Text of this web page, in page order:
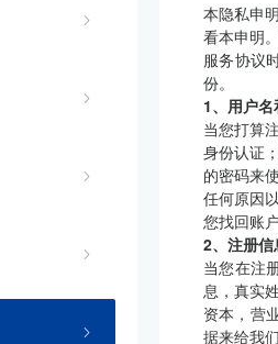
本隐私申
看本申明
服务协议
份。
1、用户
当您打算
身份认证
的密码来
任何原因
您找回账
2、注册信
当您在注
息，真实
资本，营
据来给我